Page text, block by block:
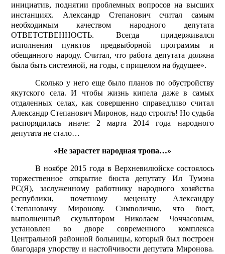
инициатив, поднятии проблемных вопросов на высших
инстанциях. Александр Степанович считал самым
необходимым качеством народного депутата
ОТВЕТСТВЕННОСТЬ. Всегда придерживался
исполнения пунктов предвыборной программы и
обещанного народу. Считал, что работа депутата должна
была быть системной, на годы, с прицелом на будущее».
Сколько у него еще было планов по обустройству
якутского села. И чтобы жизнь кипела даже в самых
отдаленных селах, как совершенно справедливо считал
Александр Степанович Миронов, надо строить! Но судьба
распорядилась иначе: 2 марта 2014 года народного
депутата не стало…
«Не зарастет народная тропа…»
В ноябре 2015 года в Верхневилюйске состоялось
торжественное открытие бюста депутату Ил Тумэна
РС(Я), заслуженному работнику народного хозяйства
республики, почетному меценату Александру
Степановичу Миронову. Символично, что бюст,
выполненный скульптором Николаем Чоччасовым,
установлен во дворе современного комплекса
Центральной районной больницы, который был построен
благодаря упорству и настойчивости депутата Миронова.